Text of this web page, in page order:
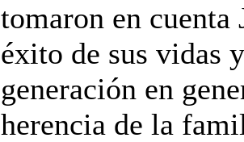
tomaron en
éxito de sus vidas
generación en
herencia de la